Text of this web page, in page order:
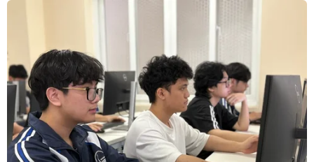
Nội lập đỉnh với 29,54 điểm
Điểm chuẩn Đại học Kinh tế quốc
dân cao nhất lên đến trên 9,6 điểm
mỗi môn
09/08/2026 06:40